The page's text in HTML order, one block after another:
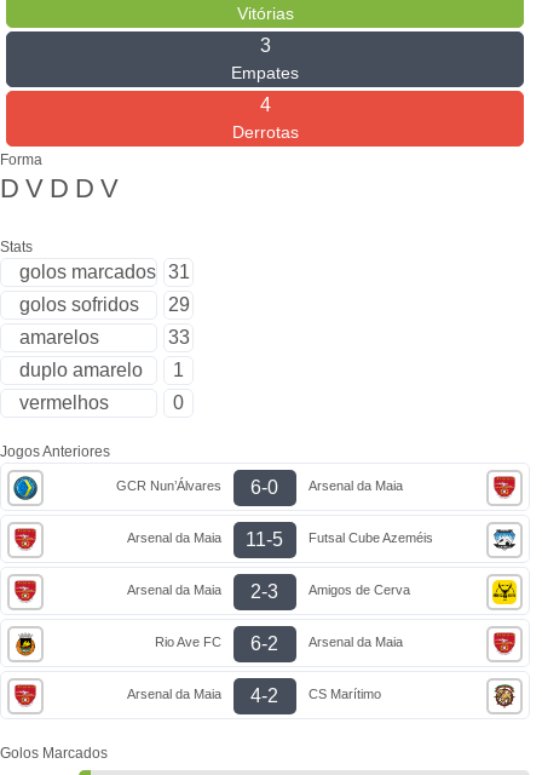
Vitórias
3
Empates
4
Derrotas
Forma
D V D D V
Stats
golos marcados 31
golos sofridos
29
amarelos
33
duplo amarelo
1
vermelhos
0
Jogos Anteriores
GCR Nun’Álvares 6-0 Arsenal da Maia
Arsenal da Maia 11-5 Futsal Cube Azeméis
Arsenal da Maia 2-3 Amigos de Cerva
Rio Ave FC 6-2 Arsenal da Maia
Arsenal da Maia 4-2 CS Marítimo
Golos Marcados